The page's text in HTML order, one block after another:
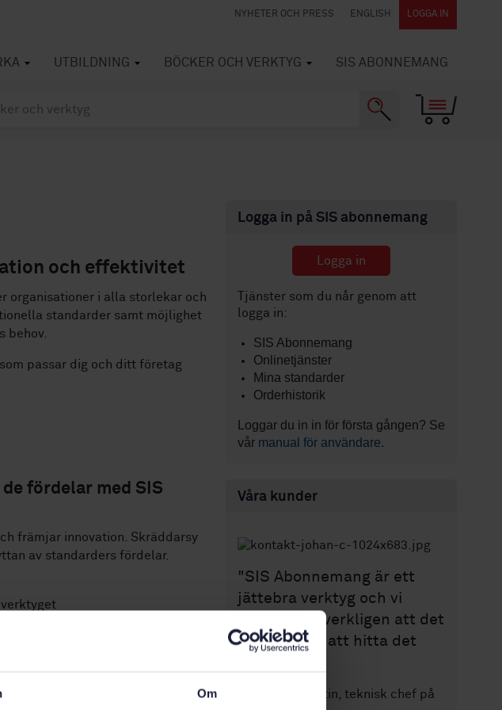
Om
NYHETER OCH PRESS ENGLISH LOGGA IN
UTBILDNING BÖCKER OCH VERKTYG SIS ABONNEMANG
och effektivitet
organisationer i alla storlekar och
standarder samt möjlighet
behov.
passar dig och ditt företag
fördelar med SIS
främjar innovation. Skräddarsy
av standarders fördelar.
Logga in på SIS abonnemang
Logga in
Tjänster som du når genom att
logga in:
SIS Abonnemang
Onlinetjänster
Mina standarder
Orderhistorik
Loggar du in in för första gången? Se
vår manual för användare.
Våra kunder
"SIS Abonnemang är ett
jättebra verktyg och vi
uppskattar verkligen att det
är så enkelt att hitta det
Johan Constantin, teknisk chef på